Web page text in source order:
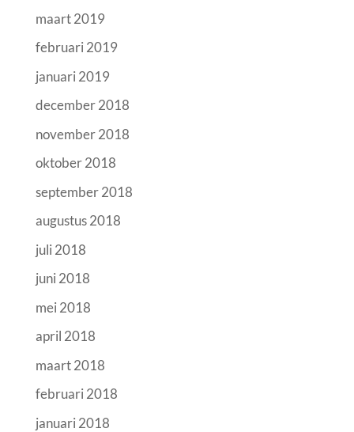
maart 2019
februari 2019
januari 2019
december 2018
november 2018
oktober 2018
september 2018
augustus 2018
juli 2018
juni 2018
mei 2018
april 2018
maart 2018
februari 2018
januari 2018